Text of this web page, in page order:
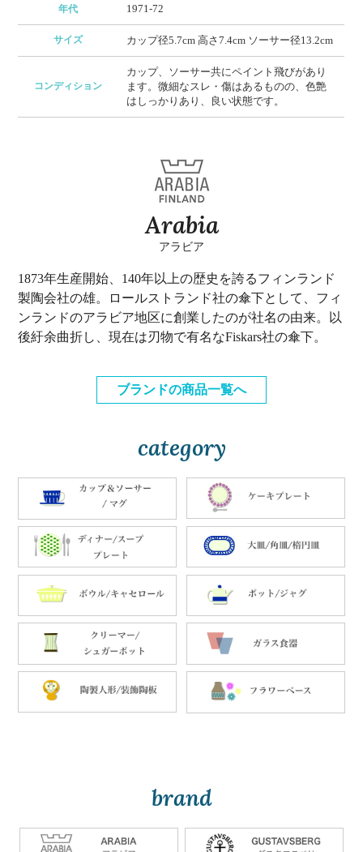
年代 1971-72
サイズ カップ径5.7cm 高さ7.4cm ソーサー径13.2cm
コンディション
カップ、ソーサー共にペイント飛びがあり
ます。微細なスレ・傷はあるものの、色艶
はしっかりあり、良い状態です。
Arabia
アラビア
1873年生産開始、140年以上の歴史を誇るフィンランド
製陶会社の雄。ロールストランド社の傘下として、フィ
ンランドのアラビア地区に創業したのが社名の由来。以
後紆余曲折し、現在は刃物で有名なFiskars社の傘下。
ブランドの商品一覧へ
category
brand